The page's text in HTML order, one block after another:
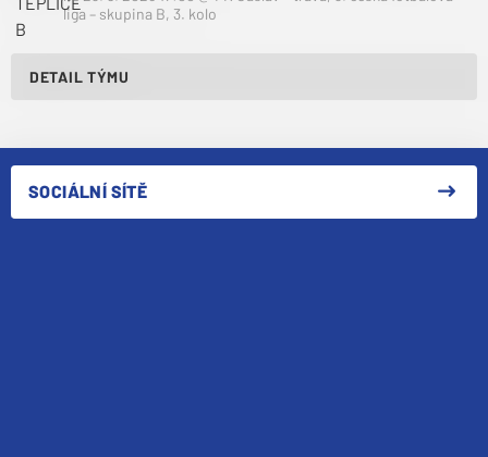
liga – skupina B, 3. kolo
DETAIL TÝMU
SOCIÁLNÍ SÍTĚ